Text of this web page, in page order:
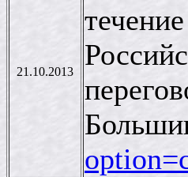
21.10.2013